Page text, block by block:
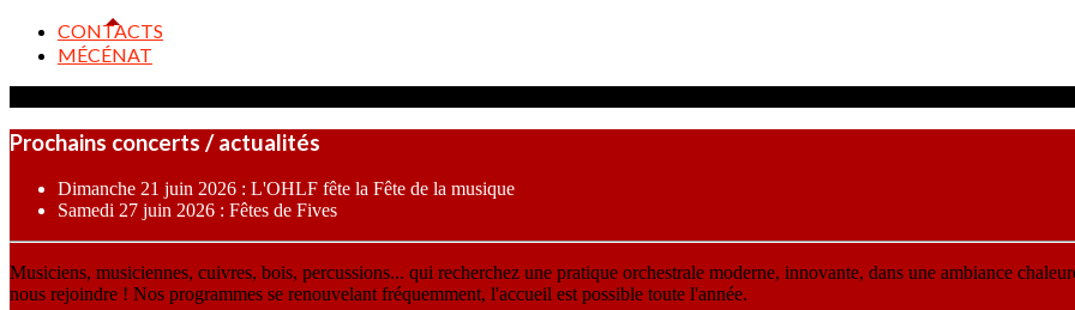
CONTACTS
MÉCÉNAT
Prochains concerts / actualités
Dimanche 21 juin 2026 : L'OHLF fête la Fête de la musique
Samedi 27 juin 2026 : Fêtes de Fives
Musiciens, musiciennes, cuivres, bois, percussions... qui recherchez une pratique orchestrale moderne, innovante, dans une ambiance
nous rejoindre ! Nos programmes se renouvelant fréquemment, l'accueil est possible toute l'année.